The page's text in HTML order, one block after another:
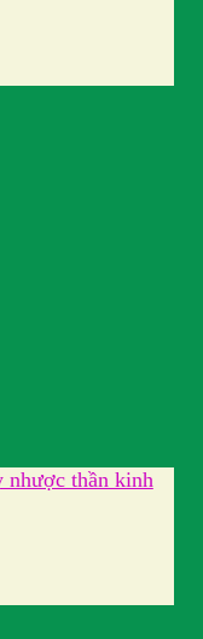
nhược thần kinh